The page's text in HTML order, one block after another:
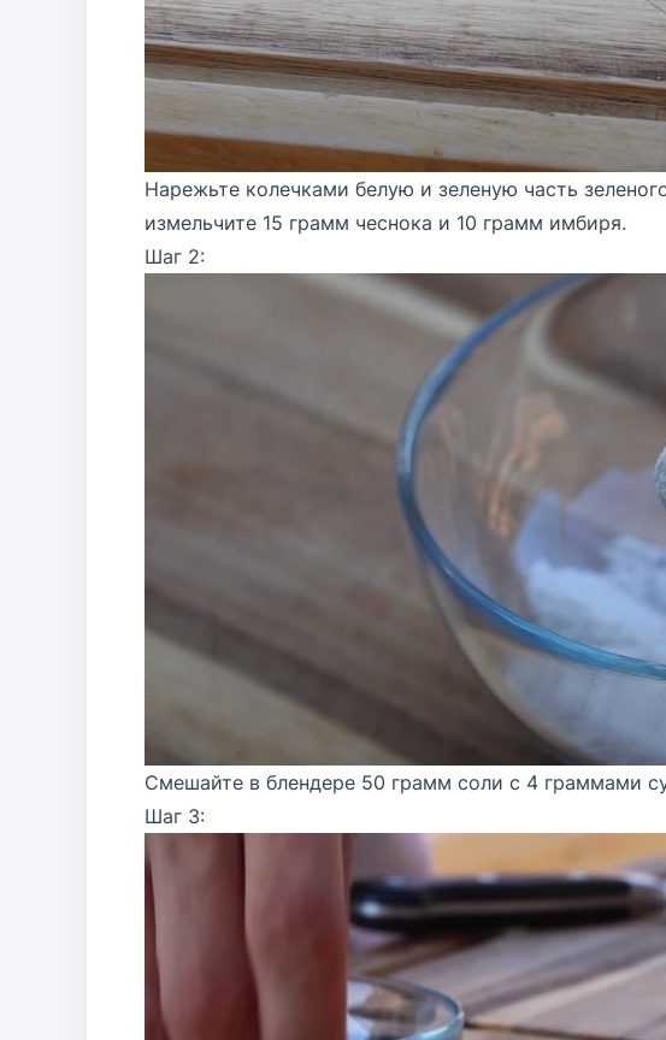
Нарежьте колечками белую и зеленую часть
измельчите 15 грамм чеснока и 10 грамм имбиря.
Шаг 2:
Смешайте в блендере 50 грамм соли с 4 граммами
Шаг 3: